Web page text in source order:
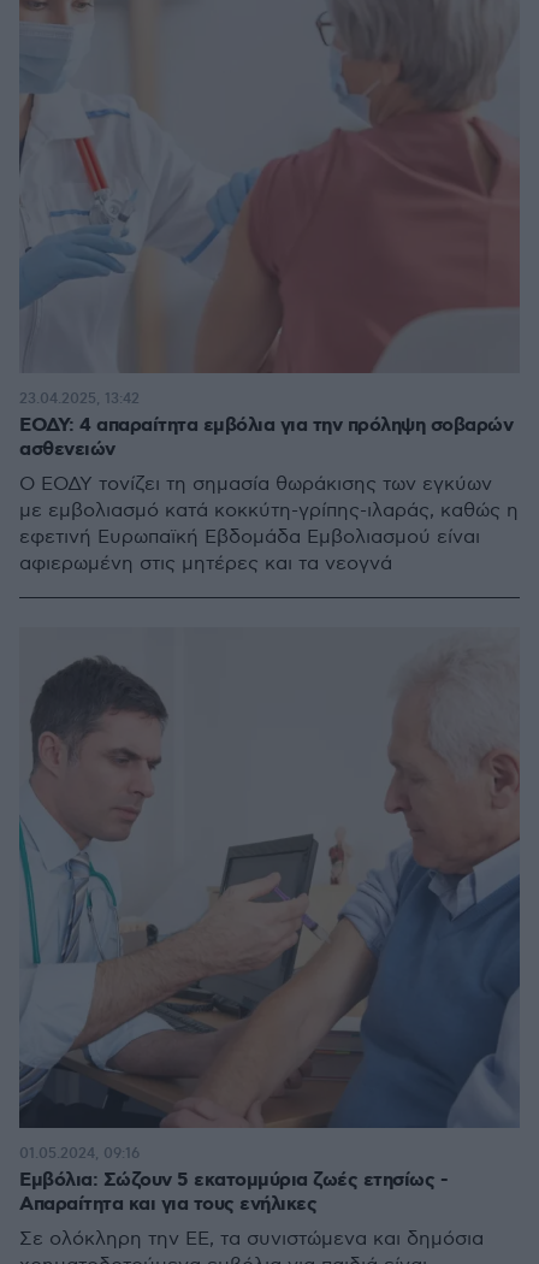
ΕΟΔΥ: 4 απαραίτητα εμβόλια για την πρόληψη σοβαρών
ασθενειών
Ο ΕΟΔΥ τονίζει τη σημασία θωράκισης των εγκύων
με εμβολιασμό κατά κοκκύτη-γρίπης-ιλαράς, καθώς η
εφετινή Ευρωπαϊκή Εβδομάδα Εμβολιασμού είναι
αφιερωμένη στις μητέρες και τα νεογνά
23.04.2025, 13:42
Εμβόλια: Σώζουν 5 εκατομμύρια ζωές ετησίως -
Απαραίτητα και για τους ενήλικες
Σε ολόκληρη την ΕΕ, τα συνιστώμενα και δημόσια
01.05.2024, 09:16